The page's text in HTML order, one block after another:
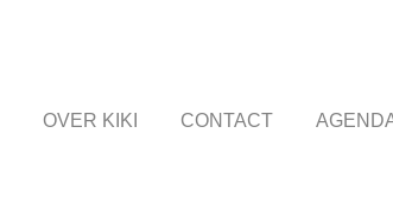
OVER KIKI CONTACT